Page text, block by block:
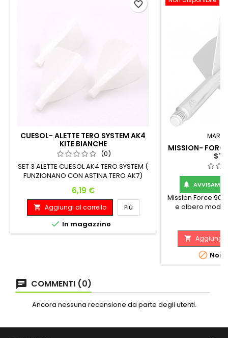
CUESOL- ALETTE TERO SYSTEM AK4
KITE BIANCHE
(0)
SET 3 ALETTE CUESOL AK4 TERO SYSTEM (
FUNZIONANO CON ASTINA TERO AK7)
Prezzo
6,19 €
 Aggiungi al carrello Più
 In magazzino
favorite_border
MISSION-
 AVVISAMI
Mission Force
e albero
asta
Realizzato con
qualità, il Force
perfetto di 90
 Aggiungi
 Non
COMMENTI (0)
Ancora nessuna recensione da parte degli utenti.